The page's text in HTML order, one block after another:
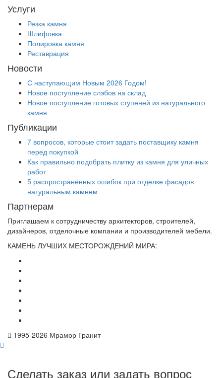
Услуги
Резка камня
Шлифовка
Полировка камня
Реставрация
Новости
С наступающим Новым 2026 Годом!
Новое поступление слэбов на склад
Новое поступление готовых ступеней из натурального
камня
Публикации
7 вопросов, которые стоит задать поставщику камня
перед покупкой
Как правильно подобрать плитку из камня для уличных
работ
5 распространённых ошибок при отделке фасадов
натуральным камнем
Партнерам
Приглашаем к сотрудничеству архитекторов, строителей,
дизайнеров, отделочные компании и производителей мебели.
КАМЕНЬ ЛУЧШИХ МЕСТОРОЖДЕНИЙ МИРА:
1995-2026 Мрамор Гранит
Сделать заказ или задать вопрос